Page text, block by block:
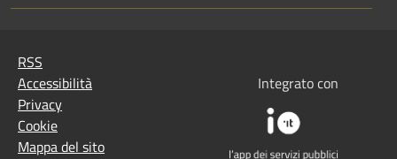
RSS
Accessibilità
Privacy
Cookie
Mappa del sito
Integrato con